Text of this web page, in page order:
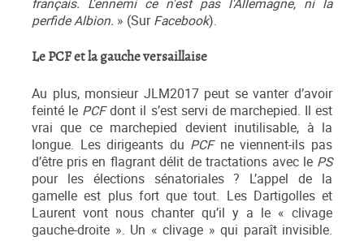
perfide Albion. » (SurFacebook).
Le PCF et la gauche versaillaise
Au plus, monsieur JLM2017 peut se vanter d’avoir
feinté le PCFdont il s’est servi de marchepied. Il est
vrai que ce marchepied devient inutilisable, à la
longue. Les dirigeants du PCFne viennent-ils pas
d’être pris en flagrant délit de tractations avec le PS
pour les élections sénatoriales ? L’appel de la
gamelle est plus fort que tout. Les Dartigolles et
Laurent vont nous chanter qu’il y a le « clivage
gauche-droite ». Un « clivage » qui paraît invisible.